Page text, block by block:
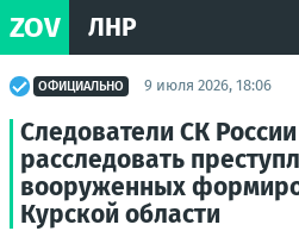
ZOV ЛНР
ОФИЦИАЛЬНО 9 июля 2026, 18:06
Следователи СК
расследовать
вооруженных
Курской области